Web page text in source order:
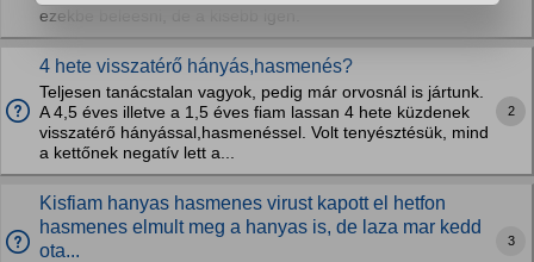
ezekbe beleesni, de a kisebb igen.
4 hete visszatérő hányás,hasmenés?
Teljesen tanácstalan vagyok, pedig már orvosnál is jártunk.
A 4,5 éves illetve a 1,5 éves fiam lassan 4 hete küzdenek
visszatérő hányással,hasmenéssel. Volt tenyésztésük, mind
a kettőnek negatív lett a...
2
Kisfiam hanyas hasmenes virust kapott el hetfon
hasmenes elmult meg a hanyas is, de laza mar kedd
ota...
3